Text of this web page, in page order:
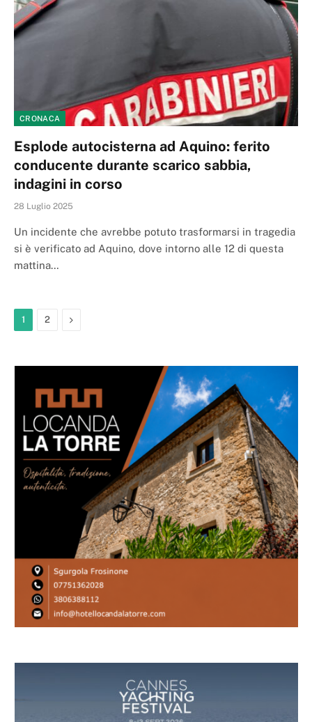
CRONACA
Esplode autocisterna ad Aquino: ferito
conducente durante scarico sabbia,
indagini in corso
28 Luglio 2025
Un incidente che avrebbe potuto trasformarsi in tragedia
si è verificato ad Aquino, dove intorno alle 12 di questa
mattina…
1 2 Next